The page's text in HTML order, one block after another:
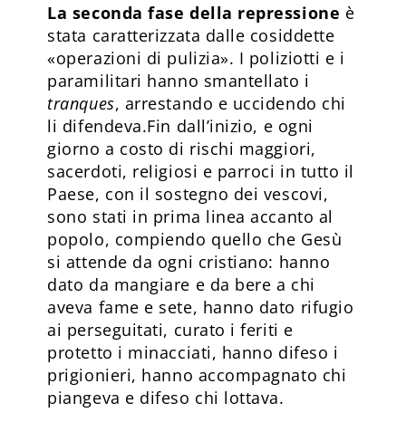
La seconda fase della repressione è
stata caratterizzata dalle cosiddette
«operazioni di pulizia». I poliziotti e i
paramilitari hanno smantellato i
tranques, arrestando e uccidendo chi
li difendeva.Fin dall’inizio, e ogni
giorno a costo di rischi maggiori,
sacerdoti, religiosi e parroci in tutto il
Paese, con il sostegno dei vescovi,
sono stati in prima linea accanto al
popolo, compiendo quello che Gesù
si attende da ogni cristiano: hanno
dato da mangiare e da bere a chi
aveva fame e sete, hanno dato rifugio
ai perseguitati, curato i feriti e
protetto i minacciati, hanno difeso i
prigionieri, hanno accompagnato chi
piangeva e difeso chi lottava.